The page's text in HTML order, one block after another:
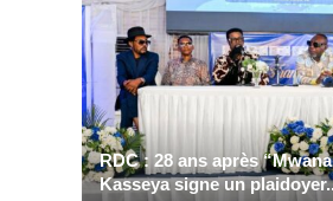
RDC : 28 ans après
Kasseya signe un